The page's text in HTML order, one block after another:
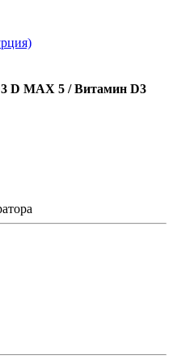
D MAX 5 / Витамин D3